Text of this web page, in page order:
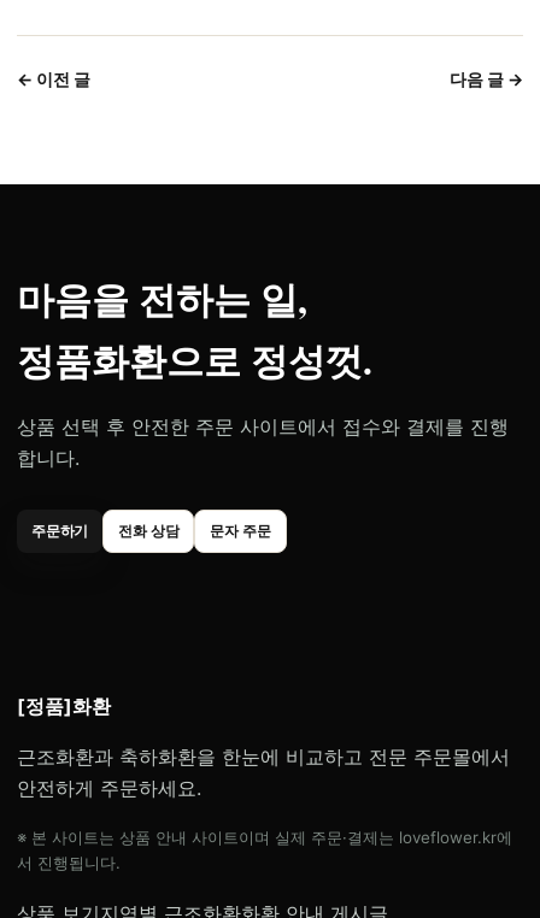
← 이전 글 다음 글 →
마음을 전하는 일,
정품화환으로 정성껏.
상품 선택 후 안전한 주문 사이트에서 접수와 결제를 진행
합니다.
주문하기 전화 상담 문자 주문
[정품]화환
근조화환과 축하화환을 한눈에 비교하고 전문 주문몰에서
안전하게 주문하세요.
※ 본 사이트는 상품 안내 사이트이며 실제 주문·결제는 loveflower.kr에
서 진행됩니다.
상품 보기지역별 근조화환화환 안내 게시글